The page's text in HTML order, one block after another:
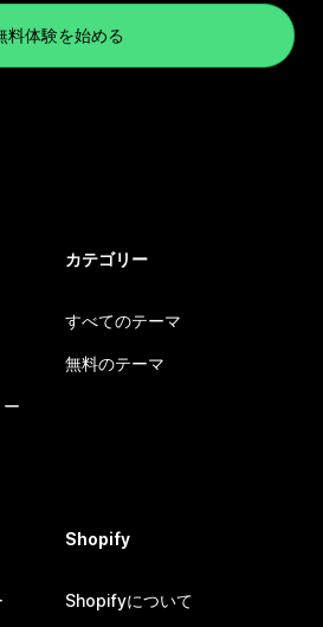
料体験を始める
カテゴリー
すべてのテーマ
無料のテーマ
Shopify
Shopifyについて